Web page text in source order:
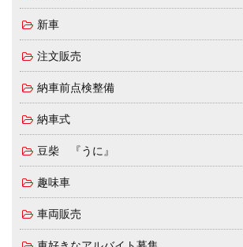
新車
注文販売
納車前点検整備
納車式
豆柴 『うに』
趣味車
車両販売